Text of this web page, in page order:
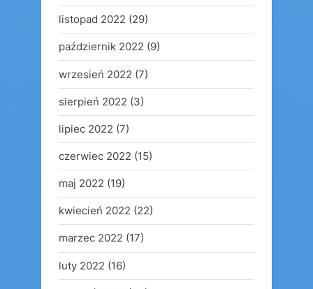
listopad 2022 (29)
październik 2022 (9)
wrzesień 2022 (7)
sierpień 2022 (3)
lipiec 2022 (7)
czerwiec 2022 (15)
maj 2022 (19)
kwiecień 2022 (22)
marzec 2022 (17)
luty 2022 (16)